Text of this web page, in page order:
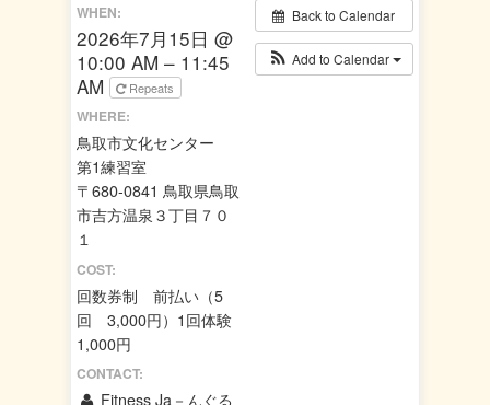
Back to Calendar
Add to Calendar
WHEN:
2026年7月15日 @
10:00 AM – 11:45
AM
Repeats
WHERE:
鳥取市文化センター
第1練習室
〒680-0841 鳥取県鳥取
市吉方温泉３丁目７０
１
COST:
回数券制 前払い（5
回 3,000円）1回体験
1,000円
CONTACT:
Fitness Ja－んぐる